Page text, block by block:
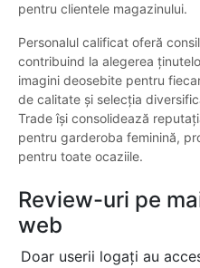
pentru clientele magazinului.
Personalul calificat oferă
contribuind la alegerea
imagini deosebite pentru
de calitate și selecția
Trade își consolidează
pentru garderoba feminină,
pentru toate ocaziile.
Review-uri pe
web
Doar userii logați au